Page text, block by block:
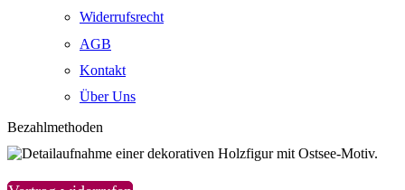
Widerrufsrecht
AGB
Kontakt
Über Uns
Bezahlmethoden